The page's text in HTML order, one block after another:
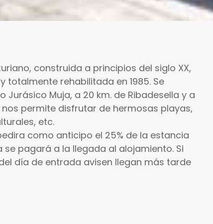
construida a principios del siglo XX,
rehabilitada en 1985. Se
Jurásico Muja, a 20 km. de Ribadesella y a
nos permite disfrutar de hermosas playas,
etc.
como anticipo el 25% de la estancia
pagará a la llegada al alojamiento. Si
día de entrada avisen llegan más tarde